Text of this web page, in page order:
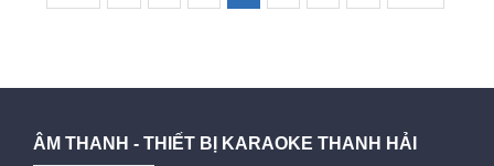
ÂM THANH - THIẾT BỊ KARAOKE THANH HẢI